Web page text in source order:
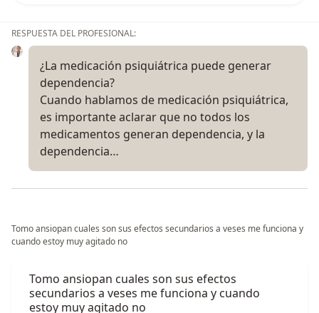
RESPUESTA DEL PROFESIONAL:
¿La medicación psiquiátrica puede generar
dependencia?
Cuando hablamos de medicación psiquiátrica,
es importante aclarar que no todos los
medicamentos generan dependencia, y la
dependencia…
Tomo ansiopan cuales son sus efectos secundarios a veses me funciona y
cuando estoy muy agitado no
Tomo ansiopan cuales son sus efectos
secundarios a veses me funciona y cuando
estoy muy agitado no